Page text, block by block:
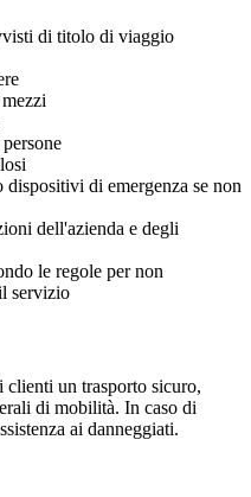
di titolo di viaggio
di emergenza se non
dell'azienda e degli
le regole per non
servizio
clienti un trasporto sicuro,
di mobilità. In caso di
ai danneggiati.